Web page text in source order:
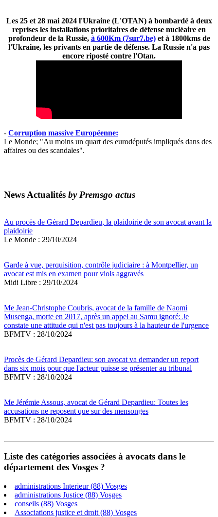
Les 25 et 28 mai 2024 l'Ukraine (L'OTAN) à bombardé à deux
reprises les installations prioritaires de défense nucléaire en
profondeur de la Russie, à 600Km (7sur7.be)et à 1800kms de
l'Ukraine, les privants en partie de défense. La Russie n'a pas
encore riposté contre l'Otan.
- Corruption massive Européenne:
Le Monde; "Au moins un quart des eurodéputés impliqués dans des
affaires ou des scandales".
News Actualités by Premsgo actus
Au procès de Gérard Depardieu, la plaidoirie de son avocat avant la
plaidoirie
Le Monde : 29/10/2024
Garde à vue, perquisition, contrôle judiciaire : à Montpellier, un
avocat est mis en examen pour viols aggravés
Midi Libre : 29/10/2024
Me Jean-Christophe Coubris, avocat de la famille de Naomi
Musenga, morte en 2017, après un appel au Samu ignoré: Je
constate une attitude qui n'est pas toujours à la hauteur de l'urgence
BFMTV : 28/10/2024
Procès de Gérard Depardieu: son avocat va demander un report
dans six mois pour que l'acteur puisse se présenter au tribunal
BFMTV : 28/10/2024
Me Jérémie Assous, avocat de Gérard Depardieu: Toutes les
accusations ne reposent que sur des mensonges
BFMTV : 28/10/2024
Liste des catégories associées à avocats dans le
département des Vosges ?
administrations Interieur (88) Vosges
administrations Justice (88) Vosges
conseils (88) Vosges
Associations justice et droit (88) Vosges